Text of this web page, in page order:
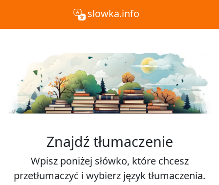
slowka.info
Znajdź tłumaczenie
Wpisz poniżej słówko, które chcesz
przetłumaczyć i wybierz język tłumaczenia.